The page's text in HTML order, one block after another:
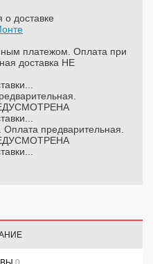
доставке
платежом. Оплата при
доставка НЕ
Оплата предварительная.